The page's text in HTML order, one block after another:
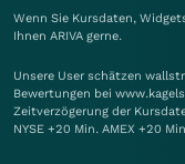
Wenn Sie Kursdaten,
Ihnen ARIVA gerne.
Unsere User schätzen
Bewertungen bei
Zeitverzögerung der
NYSE +20 Min. AMEX +20